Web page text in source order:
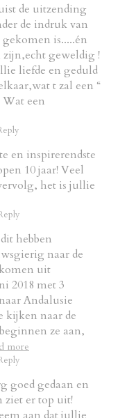
de uitzending
de indruk van
is.....én
geweldig !
liefde en geduld
t zal een “
Wat een
en inspirerendste
10 jaar! Veel
het is jullie
hebben
naar de
uit
2018 met 3
Andalusie
kijken naar de
ze aan,
more
goed gedaan en
er top uit!